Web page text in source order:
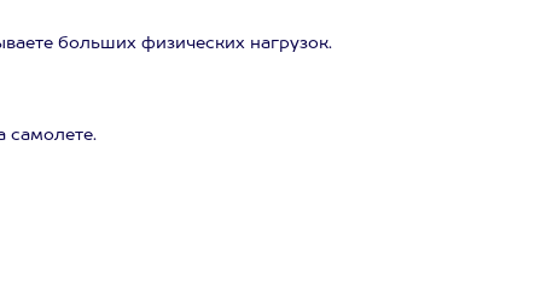
больших физических нагрузок.
самолете.